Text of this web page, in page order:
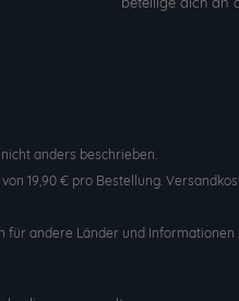
anders beschrieben.
19,90 € pro Bestellung.
für andere Länder und